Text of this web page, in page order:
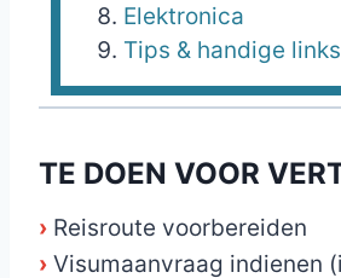
Elektronica
Tips & handige links
TE DOEN VOOR
› Reisroute voorbereiden
› Visumaanvraag indienen